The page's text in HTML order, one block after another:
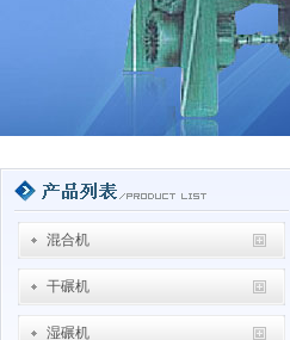
混合机
干碾机
湿碾机